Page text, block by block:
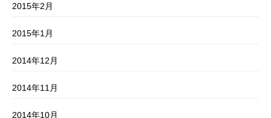
2015年2月
2015年1月
2014年12月
2014年11月
2014年10月